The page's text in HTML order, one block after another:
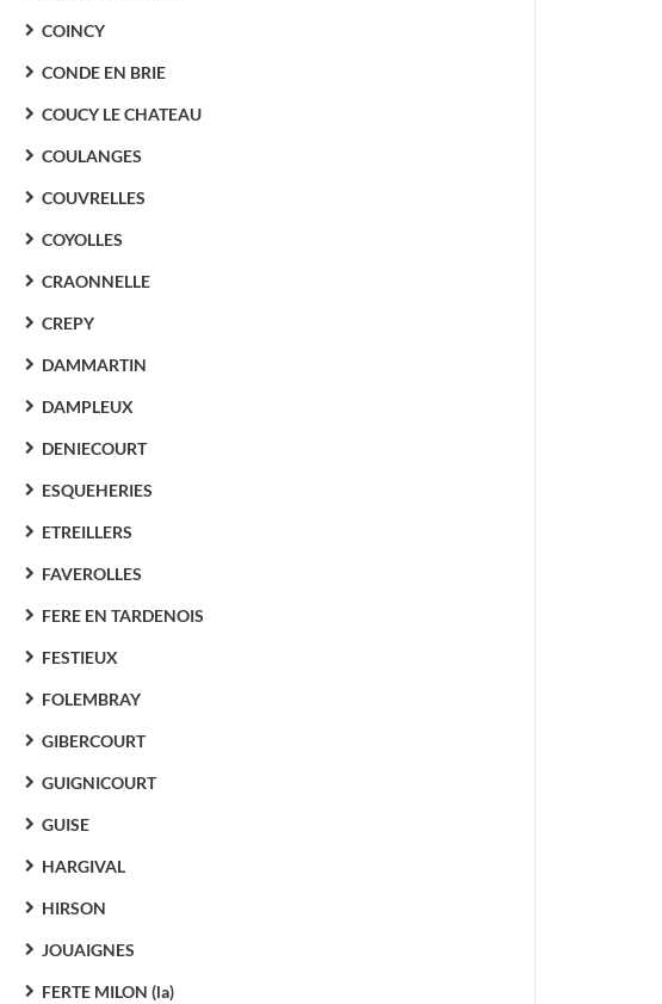
COINCY
CONDE EN BRIE
COUCY LE CHATEAU
COULANGES
COUVRELLES
COYOLLES
CRAONNELLE
CREPY
DAMMARTIN
DAMPLEUX
DENIECOURT
ESQUEHERIES
ETREILLERS
FAVEROLLES
FERE EN TARDENOIS
FESTIEUX
FOLEMBRAY
GIBERCOURT
GUIGNICOURT
GUISE
HARGIVAL
HIRSON
JOUAIGNES
FERTE MILON (la)